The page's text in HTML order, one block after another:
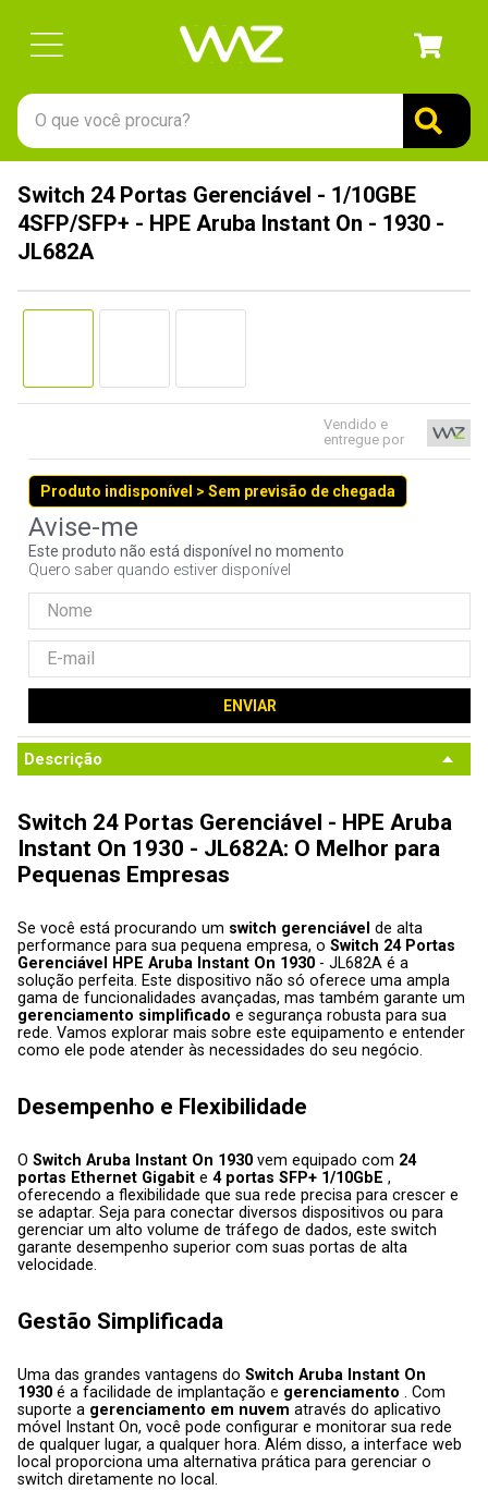
O que você procura?
Switch 24 Portas Gerenciável - 1/10GBE
4SFP/SFP+ - HPE Aruba Instant On - 1930 -
JL682A
Vendido e
entregue por
Produto indisponível > Sem previsão de chegada
Este produto não está disponível no momento
Quero saber quando estiver disponível
ENVIAR
Descrição
Switch 24 Portas Gerenciável - HPE Aruba
Instant On 1930 - JL682A: O Melhor para
Pequenas Empresas
Se você está procurando um switch gerenciável de alta
performance para sua pequena empresa, o Switch 24 Portas
Gerenciável HPE Aruba Instant On 1930 - JL682A é a
solução perfeita. Este dispositivo não só oferece uma ampla
gama de funcionalidades avançadas, mas também garante um
gerenciamento simplificado e segurança robusta para sua
rede. Vamos explorar mais sobre este equipamento e entender
como ele pode atender às necessidades do seu negócio.
Desempenho e Flexibilidade
O Switch Aruba Instant On 1930 vem equipado com 24
portas Ethernet Gigabit e 4 portas SFP+ 1/10GbE ,
oferecendo a flexibilidade que sua rede precisa para crescer e
se adaptar. Seja para conectar diversos dispositivos ou para
gerenciar um alto volume de tráfego de dados, este switch
garante desempenho superior com suas portas de alta
velocidade.
Gestão Simplificada
Uma das grandes vantagens do Switch Aruba Instant On
1930 é a facilidade de implantação e gerenciamento . Com
suporte a gerenciamento em nuvem através do aplicativo
móvel Instant On, você pode configurar e monitorar sua rede
de qualquer lugar, a qualquer hora. Além disso, a interface web
local proporciona uma alternativa prática para gerenciar o
switch diretamente no local.
1º
gabinete
8º
controle
9º
fractal
10º ventoinha